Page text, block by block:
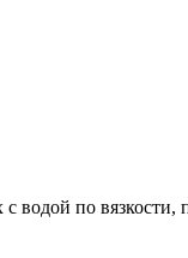
водой по